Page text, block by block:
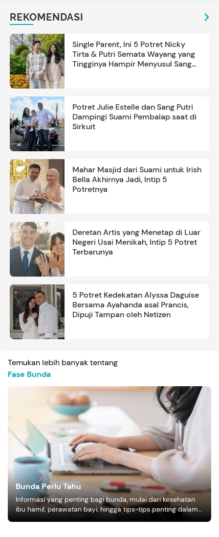
REKOMENDASI
Single Parent, Ini 5 Potret Nicky
Tirta & Putri Semata Wayang yang
Tingginya Hampir Menyusul Sang
Potret Julie Estelle dan Sang Putri
Dampingi Suami Pembalap saat di
Sirkuit
Mahar Masjid dari Suami untuk Irish
Bella Akhirnya Jadi, Intip 5
Potretnya
Deretan Artis yang Menetap di Luar
Negeri Usai Menikah, Intip 5 Potret
Terbarunya
5 Potret Kedekatan Alyssa Daguise
Bersama Ayahanda asal Prancis,
Dipuji Tampan oleh Netizen
Temukan lebih banyak tentang
Fase Bunda
Bunda Perlu Tahu
Informasi yang penting bagi bunda, mulai dari kesehatan
ibu hamil, perawatan bayi, hingga tips-tips penting dalam
mengasuh anak